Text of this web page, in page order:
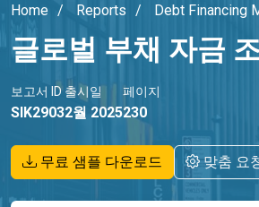
Home Reports Debt Financing
글로벌 부채 자금
보고서 ID
SIK2903
출시일
2월 2025
페이지
230
무료 샘플 다운로드 맞춤 요